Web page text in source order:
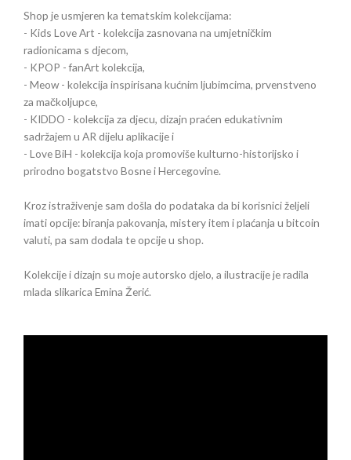
Shop je usmjeren ka tematskim kolekcijama:
- Kids Love Art - kolekcija zasnovana na umjetničkim
radionicama s djecom,
- KPOP - fanArt kolekcija,
- Meow - kolekcija inspirisana kućnim ljubimcima, prvenstveno
za mačkoljupce,
- KIDDO - kolekcija za djecu, dizajn praćen edukativnim
sadržajem u AR dijelu aplikacije i
- Love BiH - kolekcija koja promoviše kulturno-historijsko i
prirodno bogatstvo Bosne i Hercegovine.
Kroz istraživenje sam došla do podataka da bi korisnici željeli
imati opcije: biranja pakovanja, mistery item i plaćanja u bitcoin
valuti, pa sam dodala te opcije u shop.
Kolekcije i dizajn su moje autorsko djelo, a ilustracije je radila
mlada slikarica Emina Žerić.